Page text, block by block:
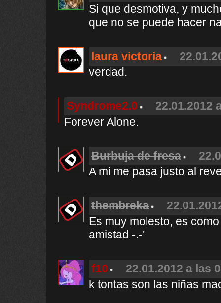
Si que desmotiva, y
que no se puede hacer
laura victoria
verdad.
Syndrome2.0
22.01.2012
Forever Alone.
Burbuja de fresa
A mi me pasa justo al
thembreka
Es muy molesto, es
amistad -.-'
f10
22.01.2012 a las
k tontas son las niñas